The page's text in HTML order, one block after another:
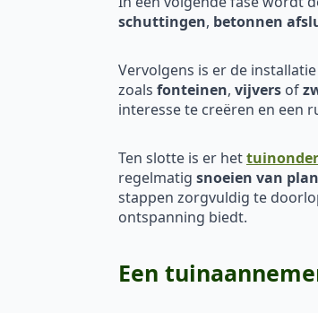
schuttingen, betonnen
Vervolgens is er de
zoals fonteinen, vijvers of
interesse te creëren en een
Ten slotte is er het
regelmatig snoeien van
stappen zorgvuldig te
ontspanning biedt.
Een